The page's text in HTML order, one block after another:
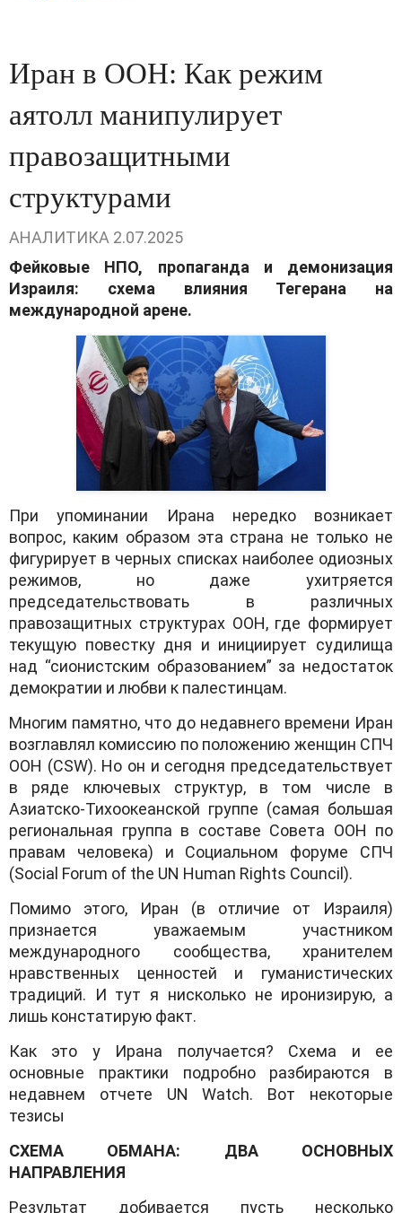
Иран в ООН: Как режим
аятолл манипулирует
правозащитными
структурами
АНАЛИТИКА 2.07.2025
Фейковые НПО, пропаганда и демонизация
Израиля: схема влияния Тегерана на
международной арене.
При упоминании Ирана нередко возникает
вопрос, каким образом эта страна не только не
фигурирует в черных списках наиболее одиозных
режимов, но даже ухитряется
председательствовать в различных
правозащитных структурах ООН, где формирует
текущую повестку дня и инициирует судилища
над “сионистским образованием” за недостаток
демократии и любви к палестинцам.
Многим памятно, что до недавнего времени Иран
возглавлял комиссию по положению женщин СПЧ
ООН (CSW). Но он и сегодня председательствует
в ряде ключевых структур, в том числе в
Азиатско-Тихоокеанской группе (самая большая
региональная группа в составе Совета ООН по
правам человека) и Социальном форуме СПЧ
(Social Forum of the UN Human Rights Council).
Помимо этого, Иран (в отличие от Израиля)
признается уважаемым участником
международного сообщества, хранителем
нравственных ценностей и гуманистических
традиций. И тут я нисколько не иронизирую, а
лишь констатирую факт.
Как это у Ирана получается? Схема и ее
основные практики подробно разбираются в
недавнем отчете UN Watch. Вот некоторые
тезисы
СХЕМА ОБМАНА: ДВА ОСНОВНЫХ
НАПРАВЛЕНИЯ
Результат добивается пусть несколько